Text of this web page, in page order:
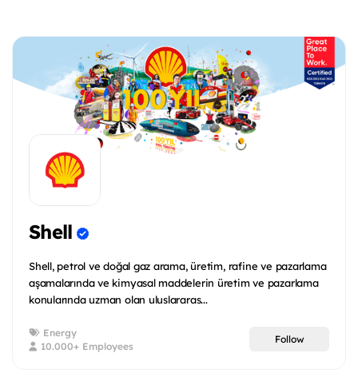
Shell
Shell, petrol ve doğal gaz arama, üretim, rafine ve pazarlama
aşamalarında ve kimyasal maddelerin üretim ve pazarlama
konularında uzman olan uluslararas...
Energy
10.000+ Employees
Follow